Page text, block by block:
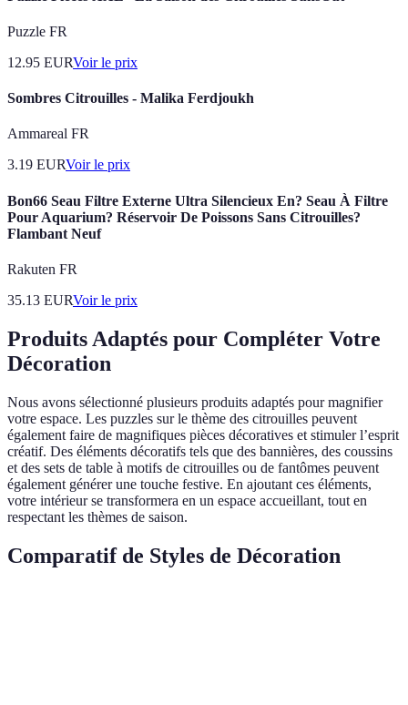
Puzzle FR
12.95 EURVoir le prix
Sombres Citrouilles - Malika Ferdjoukh
Ammareal FR
3.19 EURVoir le prix
Bon66 Seau Filtre Externe Ultra Silencieux En? Seau À Filtre
Pour Aquarium? Réservoir De Poissons Sans Citrouilles?
Flambant Neuf
Rakuten FR
35.13 EURVoir le prix
Produits Adaptés pour Compléter Votre
Décoration
Nous avons sélectionné plusieurs produits adaptés pour magnifier
votre espace. Les puzzles sur le thème des citrouilles peuvent
également faire de magnifiques pièces décoratives et stimuler l’esprit
créatif. Des éléments décoratifs tels que des bannières, des coussins
et des sets de table à motifs de citrouilles ou de fantômes peuvent
également générer une touche festive. En ajoutant ces éléments,
votre intérieur se transformera en un espace accueillant, tout en
respectant les thèmes de saison.
Comparatif de Styles de Décoration